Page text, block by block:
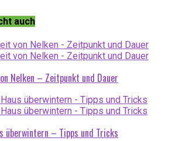
auch
Nelken – Zeitpunkt und Dauer
überwintern – Tipps und Tricks